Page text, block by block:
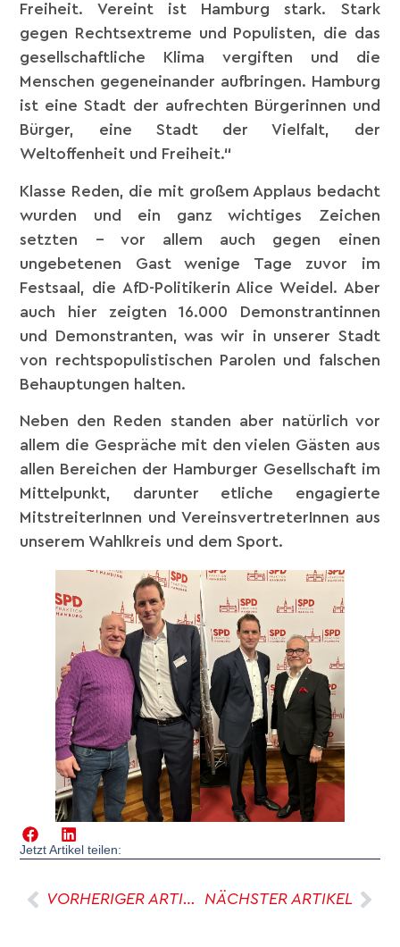
Freiheit. Vereint ist Hamburg stark. Stark
gegen Rechtsextreme und Populisten, die das
gesellschaftliche Klima vergiften und die
Menschen gegeneinander aufbringen. Hamburg
ist eine Stadt der aufrechten Bürgerinnen und
Bürger, eine Stadt der Vielfalt, der
Weltoffenheit und Freiheit.“
Klasse Reden, die mit großem Applaus bedacht
wurden und ein ganz wichtiges Zeichen
setzten – vor allem auch gegen einen
ungebetenen Gast wenige Tage zuvor im
Festsaal, die AfD-Politikerin Alice Weidel. Aber
auch hier zeigten 16.000 Demonstrantinnen
und Demonstranten, was wir in unserer Stadt
von rechtspopulistischen Parolen und falschen
Behauptungen halten.
Neben den Reden standen aber natürlich vor
allem die Gespräche mit den vielen Gästen aus
allen Bereichen der Hamburger Gesellschaft im
Mittelpunkt, darunter etliche engagierte
MitstreiterInnen und VereinsvertreterInnen aus
unserem Wahlkreis und dem Sport.
Jetzt Artikel teilen:
VORHERIGER ARTIKEL NÄCHSTER ARTIKEL